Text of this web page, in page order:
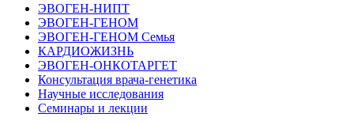
ЭВОГЕН-НИПТ
ЭВОГЕН-ГЕНОМ
ЭВОГЕН-ГЕНОМ Семья
КАРДИОЖИЗНЬ
ЭВОГЕН-ОНКОТАРГЕТ
Консультация врача-генетика
Научные исследования
Семинары и лекции